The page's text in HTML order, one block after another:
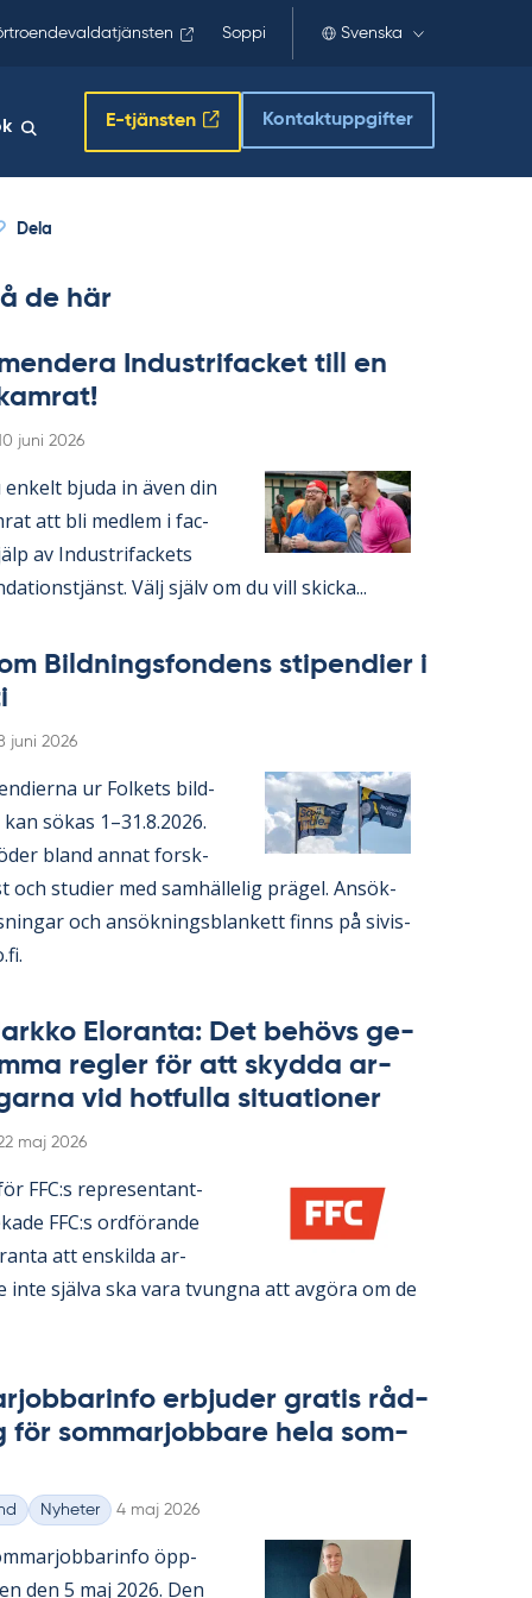
Soppi Svenska
E-tjänsten Kontaktuppgifter
Dela
de här
In­du­stri­fac­ket till en
juni 2026
bju­da in även din
att bli med­lem i fac­
av In­du­stri­fac­kets
Välj själv om du vill skic­ka...
Bild­nings­fon­dens sti­pen­di­er i
juni 2026
ur Fol­kets bild­
sö­kas 1–31.8.2026.
bland an­nat forsk­
och stu­di­er med sam­häl­le­lig prä­gel. An­sök­
och an­sök­nings­blan­kett fin­ns på si­vis­
Elo­ran­ta: Det be­hö­vs ge­
reg­ler för att skyd­da ar­
vid hot­ful­la si­tu­a­tio­ner
maj 2026
FFC:s re­pre­sen­tant­
FFC:s ord­fö­ran­de
att en­skil­da ar­
inte själva ska vara tvung­na att av­gö­ra om de
er­bju­der gra­tis råd­
för som­mar­job­ba­re hela som­
Nyheter Skriven
4 maj 2026
öpp­
den 5 maj 2026. Den